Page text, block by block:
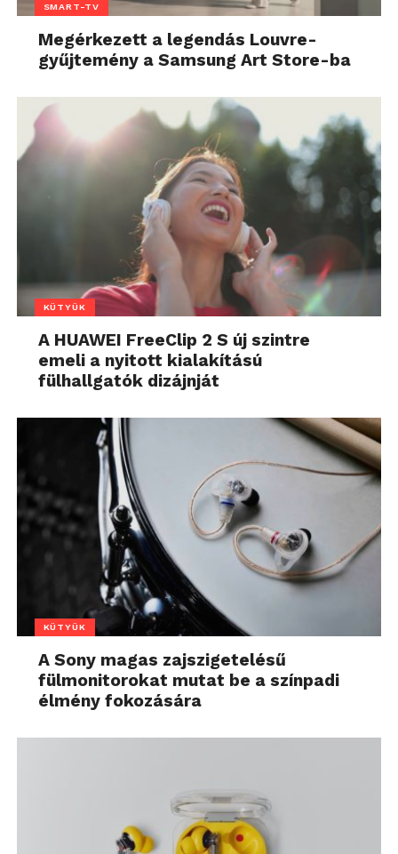
SMART-TV
Megérkezett a legendás Louvre-
gyűjtemény a Samsung Art Store-ba
KÜTYÜK
A HUAWEI FreeClip 2 S új szintre
emeli a nyitott kialakítású
fülhallgatók dizájnját
KÜTYÜK
A Sony magas zajszigetelésű
fülmonitorokat mutat be a színpadi
élmény fokozására